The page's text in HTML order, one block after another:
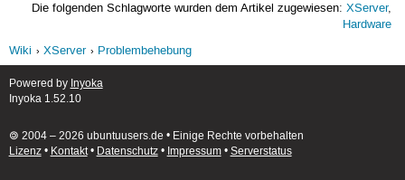
Die folgenden Schlagworte wurden dem Artikel zugewiesen:XServer,
Hardware
Wiki
XServer Problembehebung
Powered by Inyoka
Inyoka 1.52.10
🄯 2004 – 2026 ubuntuusers.de • Einige Rechte vorbehalten
Lizenz• Kontakt• Datenschutz• Impressum• Serverstatus